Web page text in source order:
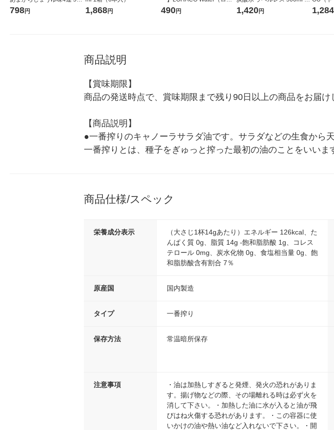
1セット（1個×4） おやつカ
798円 1,868円
コウォーター）2L ラベルレ
490円
箱（24本入）
1,420円
無糖
1,284
商品説明
【賞味期限】
商品の発送時点で、賞味期限まで残り90日以上の商品をお届け
【商品説明】
●一番搾りのキャノーラサラダ油です。サラダなどの生食から
一番搾りとは、種子をぎゅっと搾った最初の油のことをいいま
商品仕様/スペック
栄養成分表示
（大さじ1杯14gあたり）エネルギー 126kcal、た
んぱく質 0g、脂質 14g -飽和脂肪酸 1g、コレス
テロール 0mg、炭水化物 0g、食塩相当量 0g、飽
和脂肪酸含有割合 7％
原産国 国内製造
タイプ 一番搾り
保存方法 常温暗所保存
注意事項
・油は加熱しすぎると発煙、発火の恐れがありま
す。揚げ物などの際、その場離れる時は必ず火を
消して下さい。・加熱した油に水が入ると油が飛
びはね火傷する恐れがあります。・この容器に使
いかけの油や熱い油など入れないで下さい。・開